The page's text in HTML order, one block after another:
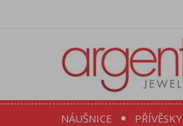
NÁUŠNICE PŘÍVĚSKY